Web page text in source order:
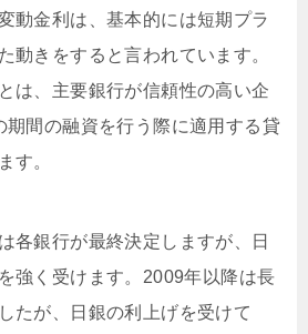
動金利は、基本的には短期プラ
動きをすると言われています。
は、主要銀行が信頼性の高い企
期間の融資を行う際に適用する貸
す。
各銀行が最終決定しますが、日
強く受けます。2009年以降は長
たが、日銀の利上げを受けて